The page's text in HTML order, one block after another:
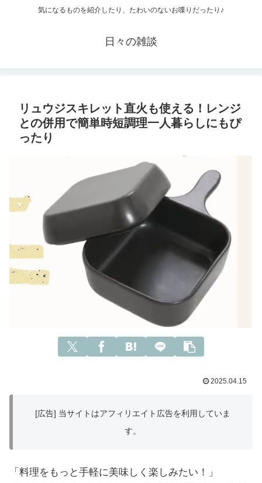
気になるものを紹介したり、たわいのないお喋りだったり♪
日々の雑談
リュウジスキレット直火も使える！レンジ
との併用で簡単時短調理一人暮らしにもぴ
ったり
2025.04.15
[広告] 当サイトはアフィリエイト広告を利用していま
す。
「料理をもっと手軽に美味しく楽しみたい！」